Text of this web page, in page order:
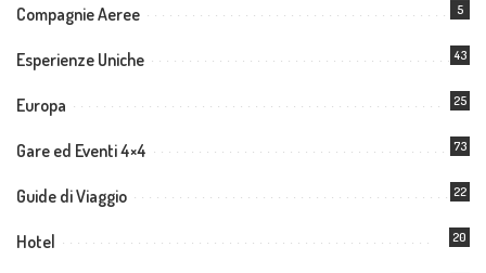
Compagnie Aeree 5
Esperienze Uniche 43
Europa 25
Gare ed Eventi 4×4 73
Guide di Viaggio 22
Hotel 20